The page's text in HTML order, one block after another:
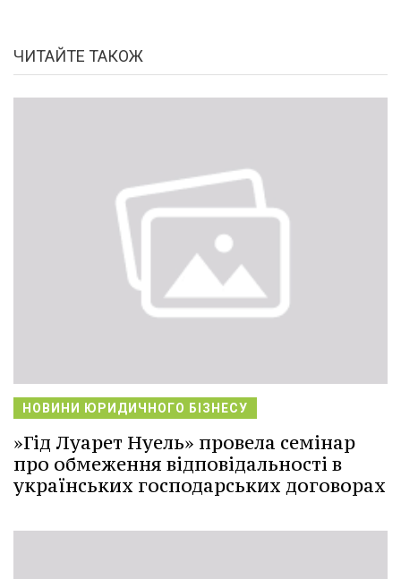
ЧИТАЙТЕ ТАКОЖ
НОВИНИ ЮРИДИЧНОГО БІЗНЕСУ
»Гід Луарет Нуель» провела семінар
про обмеження відповідальності в
українських господарських договорах